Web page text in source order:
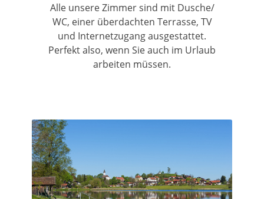
Alle unsere Zimmer sind mit Dusche/
WC, einer überdachten Terrasse, TV
und Internetzugang ausgestattet.
Perfekt also, wenn Sie auch im Urlaub
arbeiten müssen.